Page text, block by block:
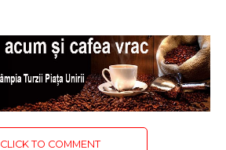
CLICK TO COMMENT